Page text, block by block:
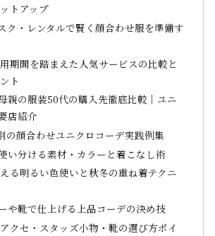
トアップ
ク・レンタルで賢く顔合わせ服を準備す
期間を踏まえた人気サービスの比較と
ト
親の服装50代の購入先徹底比較｜ユニ
店紹介
の顔合わせユニクロコーデ実践例集
い分ける素材・カラーと着こなし術
る明るい色使いと秋冬の重ね着テクニ
や靴で仕上げる上品コーデの決め技
クセ・スタッズ小物・靴の選び方ポイ